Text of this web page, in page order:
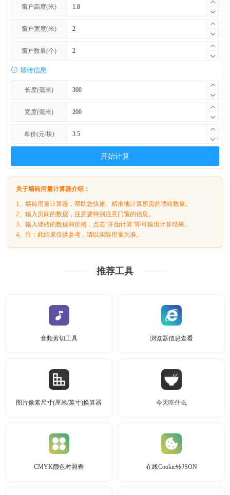
窗户高度(米)
窗户宽度(米)
窗户数量(个)
墙砖信息
长度(毫米)
宽度(毫米)
单价(元/块)
开始计算
关于墙砖用量计算器介绍：
1、墙砖用量计算器，帮助您快速、精准地计算所需的墙砖数量。
2、输入房间的数据，注意要特别注意门窗的信息。
3、输入墙砖的数据和价格，点击“开始计算”即可输出计算结果。
4、注：此结果仅供参考，请以实际用量为准。
推荐工具
音频剪切工具 浏览器信息查看
图片像素尺寸(厘米/英寸)换算器 今天吃什么
CMYK颜色对照表 在线Cookie转JSON